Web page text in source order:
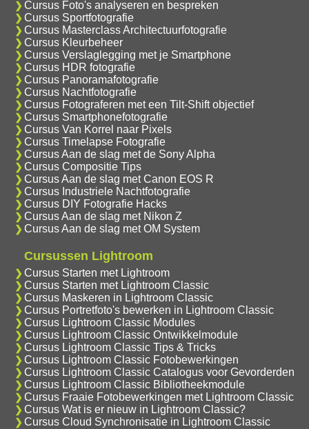
Cursus Foto's analyseren en bespreken
Cursus Sportfotografie
Cursus Masterclass Architectuurfotografie
Cursus Kleurbeheer
Cursus Verslaglegging met je Smartphone
Cursus HDR fotografie
Cursus Panoramafotografie
Cursus Nachtfotografie
Cursus Fotograferen met een Tilt-Shift objectief
Cursus Smartphonefotografie
Cursus Van Korrel naar Pixels
Cursus Timelapse Fotografie
Cursus Aan de slag met de Sony Alpha
Cursus Compositie Tips
Cursus Aan de slag met Canon EOS R
Cursus Industriele Nachtfotografie
Cursus DIY Fotografie Hacks
Cursus Aan de slag met Nikon Z
Cursus Aan de slag met OM System
Cursussen Lightroom
Cursus Starten met Lightroom
Cursus Starten met Lightroom Classic
Cursus Maskeren in Lightroom Classic
Cursus Portretfoto's bewerken in Lightroom Classic
Cursus Lightroom Classic Modules
Cursus Lightroom Classic Ontwikkelmodule
Cursus Lightroom Classic Tips & Tricks
Cursus Lightroom Classic Fotobewerkingen
Cursus Lightroom Classic Catalogus voor Gevorderden
Cursus Lightroom Classic Bibliotheekmodule
Cursus Fraaie Fotobewerkingen met Lightroom Classic
Cursus Wat is er nieuw in Lightroom Classic?
Cursus Cloud Synchronisatie in Lightroom Classic